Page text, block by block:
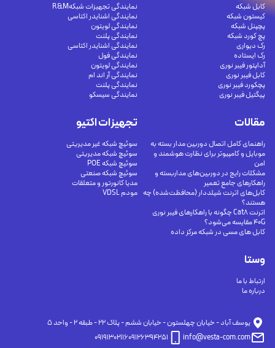
وستا
ارتباط با ما
درباره ما
کابل شبکه
کیستون شبکه
پچپنل شبکه
پچ کورد شبکه
رک دیواری
رک ایستاده
آداپتور فیبر نوری
کابل فیبر نوری
پچکورد فیبر نوری
پیگتیل فیبر نوری
تجهیزات اکتیو
سوئیچ شبکه غیر مدیریتی
سوئیچ شبکه مدیریتی
سوئیچ شبکه POE
سوئیچ شبکه صنعتی
مدیا کانورتور و متعلقات
مودم VDSL
نمایندگی تجهیزات شبکهR&M
نمایندگی اشنایدر اکتاسی
نمایندگی لویتون
نمایندگی پلنت
نمایندگی اشنایدر اکتاسی
نمایندگی فول
نمایندگی لویتون
نمایندگی آر اند ام
نمایندگی پلنت
نمایندگی سیسکو
مقالات
راهنمای کامل اتصال دوربین مدار بسته به
موبایل و کامپیوتر برای نظارت هوشمند و
امن
مشکلات رایج در دوربین‌های مداربسته و
راهکارهای جامع تعمیر
کابل‌های اترنت شیلددار (محافظت‌شده) چه
هستند؟
اترنت Cat8 چگونه با راهکارهای فیبر نوری
40G مقایسه می‌شود؟
کابل های مسی در شبکه مرکز داده
يوسف آباد - خيابان چهلستون - خيابان ششم - پلاك ٢٢ - طبقه ٢ - واحد ٥
info@vesta-com.com
09126394251
09191302116